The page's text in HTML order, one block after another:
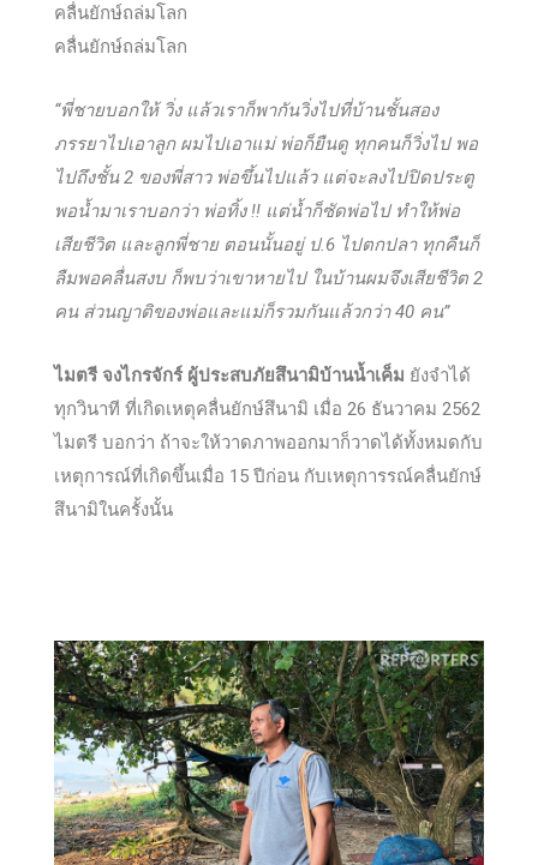
คลื่นยักษ์ถล่มโลก
คลื่นยักษ์ถล่มโลก
“พี่ชายบอกให้ วิ่ง แล้วเราก็พากันวิ่งไปที่บ้านชั้นสอง
ภรรยาไปเอาลูก ผมไปเอาแม่ พ่อก็ยืนดู ทุกคนก็วิ่งไป พอ
ไปถึงชั้น 2 ของพี่สาว พ่อขึ้นไปแล้ว แต่จะลงไปปิดประตู
พอน้ำมาเราบอกว่า พ่อทิ้ง !! แต่น้ำก็ซัดพ่อไป ทำให้พ่อ
เสียชีวิต และลูกพี่ชาย ตอนนั้นอยู่ ป.6 ไปตกปลา ทุกคืนก็
ลืมพอคลื่นสงบ ก็พบว่าเขาหายไป ในบ้านผมจึงเสียชีวิต 2
คน ส่วนญาติของพ่อและแม่ก็รวมกันแล้วกว่า 40 คน”
ไมตรี จงไกรจักร์ ผู้ประสบภัยสึนามิบ้านน้ำเค็ม ยังจำได้
ทุกวินาที ที่เกิดเหตุคลื่นยักษ์สึนามิ เมื่อ 26 ธันวาคม 2562
ไมตรี บอกว่า ถ้าจะให้วาดภาพออกมาก็วาดได้ทั้งหมดกับ
เหตุการณ์ที่เกิดขึ้นเมื่อ 15 ปีก่อน กับเหตุการรณ์คลื่นยักษ์
สึนามิในครั้งนั้น